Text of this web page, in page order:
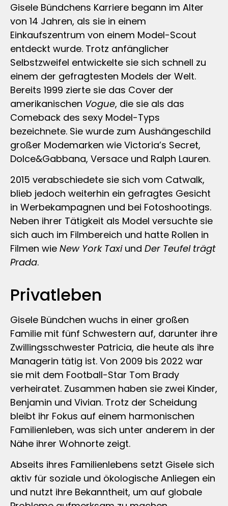
Gisele Bündchens Karriere begann im Alter
von 14 Jahren, als sie in einem
Einkaufszentrum von einem Model-Scout
entdeckt wurde. Trotz anfänglicher
Selbstzweifel entwickelte sie sich schnell zu
einem der gefragtesten Models der Welt.
Bereits 1999 zierte sie das Cover der
amerikanischen Vogue, die sie als das
Comeback des sexy Model-Typs
bezeichnete. Sie wurde zum Aushängeschild
großer Modemarken wie Victoria’s Secret,
Dolce&Gabbana, Versace und Ralph Lauren.
2015 verabschiedete sie sich vom Catwalk,
blieb jedoch weiterhin ein gefragtes Gesicht
in Werbekampagnen und bei Fotoshootings.
Neben ihrer Tätigkeit als Model versuchte sie
sich auch im Filmbereich und hatte Rollen in
Filmen wie New York Taxiund Der Teufel trägt
Prada.
Privatleben
Gisele Bündchen wuchs in einer großen
Familie mit fünf Schwestern auf, darunter ihre
Zwillingsschwester Patricia, die heute als ihre
Managerin tätig ist. Von 2009 bis 2022 war
sie mit dem Football-Star Tom Brady
verheiratet. Zusammen haben sie zwei Kinder,
Benjamin und Vivian. Trotz der Scheidung
bleibt ihr Fokus auf einem harmonischen
Familienleben, was sich unter anderem in der
Nähe ihrer Wohnorte zeigt.
Abseits ihres Familienlebens setzt Gisele sich
aktiv für soziale und ökologische Anliegen ein
und nutzt ihre Bekanntheit, um auf globale